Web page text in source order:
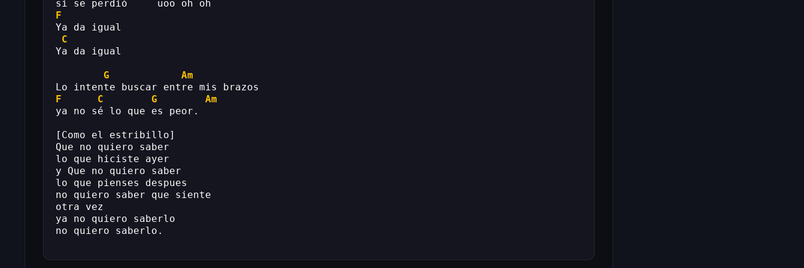
si se perdió     uoo oh oh
F
Ya da igual
C
Ya da igual
G
Am
Lo intente buscar entre mis brazos
F
C G
Am
ya no sé lo que es peor.
[Como el estribillo]
Que no quiero saber
lo que hiciste ayer
y Que no quiero saber
lo que pienses despues
no quiero saber que siente
otra vez
ya no quiero saberlo
no quiero saberlo.